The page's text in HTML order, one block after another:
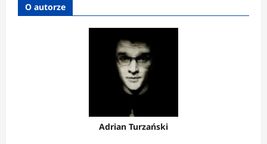
O autorze
Adrian Turzański